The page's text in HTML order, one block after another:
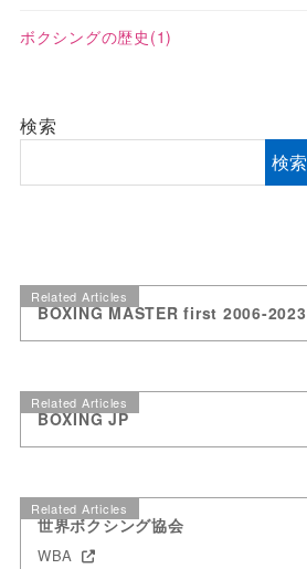
ボクシングの歴史 (1)
検索
検索
Related Articles
BOXING MASTER first 2006-2023
Related Articles
BOXING JP
Related Articles
世界ボクシング協会
WBA